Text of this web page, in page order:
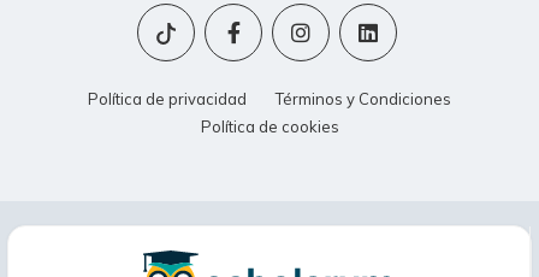
Política de privacidad
Términos y Condiciones
Política de cookies